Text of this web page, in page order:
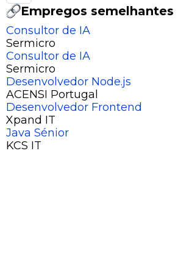
Empregos semelhantes
Consultor de IA
Sermicro
Consultor de IA
Sermicro
Desenvolvedor Node.js
ACENSI Portugal
Desenvolvedor Frontend
Xpand IT
Java Sénior
KCS IT